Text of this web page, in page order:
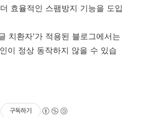
효율적인 스팸방지 기능을 도입
치환자'가 적용된 블로그에서는
이 정상 동작하지 않을 수 있습
구독하기